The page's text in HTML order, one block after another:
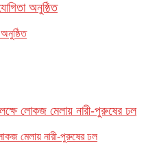
মেলায় নারী-পুরুষের ঢল